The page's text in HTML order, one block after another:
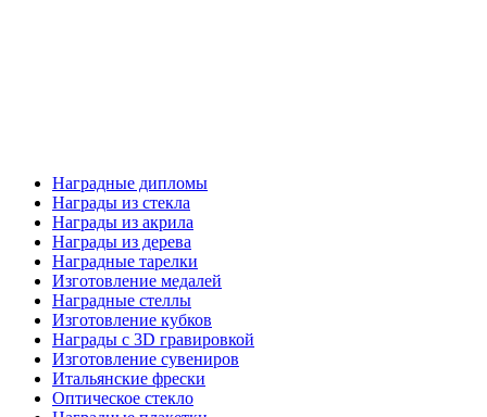
Наградные дипломы
Награды из стекла
Награды из акрила
Награды из дерева
Наградные тарелки
Изготовление медалей
Наградные стеллы
Изготовление кубков
Награды с 3D гравировкой
Изготовление сувениров
Итальянские фрески
Оптическое стекло